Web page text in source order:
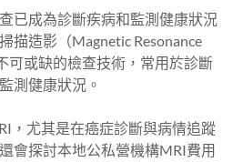
已成為診斷疾病和監測健康狀況
描造影（Magnetic Resonance
可或缺的檢查技術，常用於診斷
測健康狀況。
，尤其是在癌症診斷與病情追蹤
會探討本地公私營機構MRI費用